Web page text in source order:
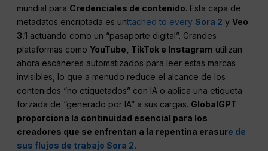
mundial para Credenciales de contenido. Esta capa de
metadatos encriptada es unttached to everySora 2 yVeo
3.1 actuando como un “pasaporte digital”. Grandes
plataformas comoYouTube, TikTok e Instagram utilizan
ahora escáneres automatizados para leer estas marcas
invisibles, lo que a menudo reduce el alcance de los
contenidos “no etiquetados” con IA o aplica una etiqueta
forzada de “generado por IA” a sus cargas. GlobalGPT
proporciona la continuidad esencial para los
creadores que se enfrentan a la repentina erasure de
sus flujos de trabajo Sora 2.